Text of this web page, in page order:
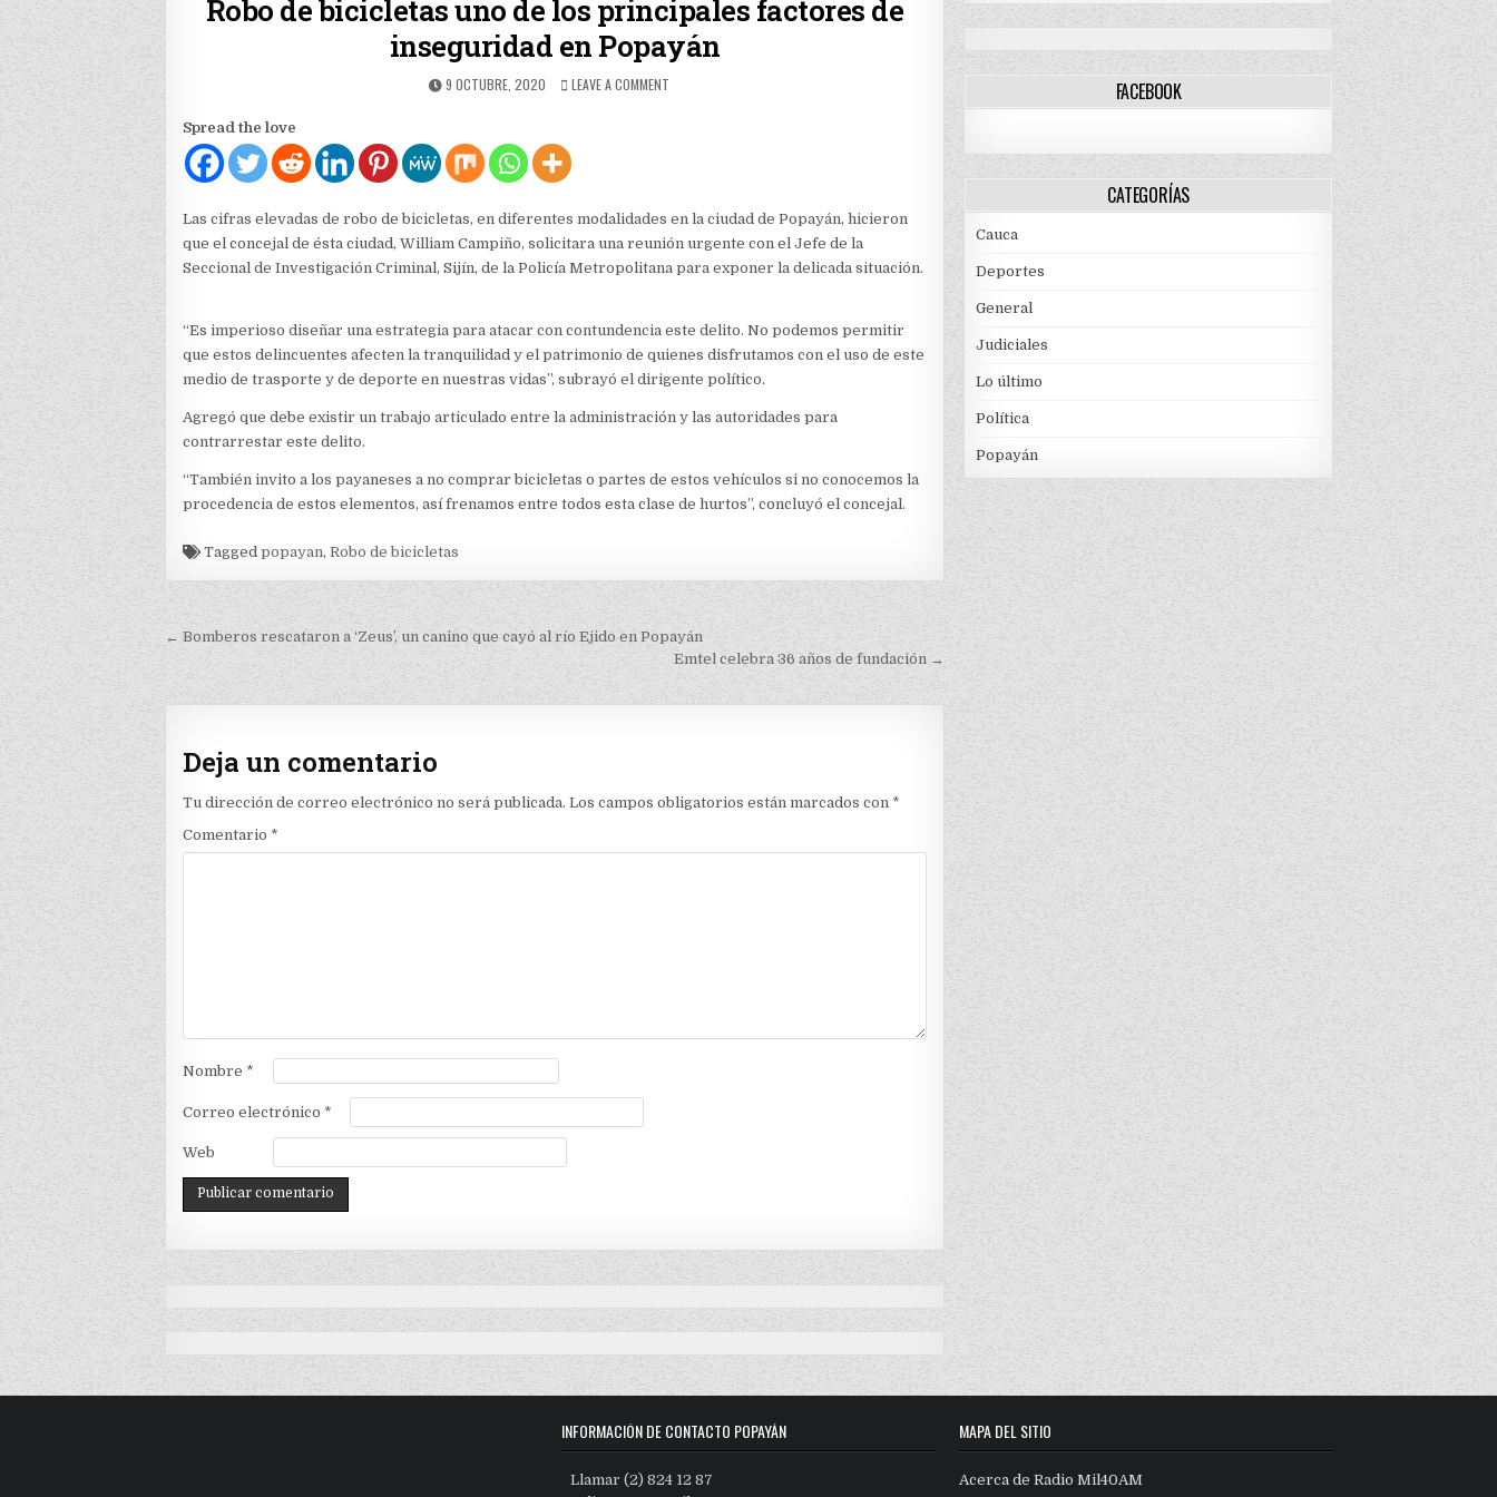
Robo de bicicletas uno de los principales factores de
inseguridad en Popayán
PUBLISHED
9 OCTUBRE, 2020 LEAVE A COMMENT
PRINCIPALES
FACTORES
DE
INSEGURIDAD
Spread the love
Las cifras elevadas de robo de bicicletas, en diferentes modalidades en la ciudad de Popayán, hicieron
que el concejal de ésta ciudad, William Campiño, solicitara una reunión urgente con el Jefe de la
Seccional de Investigación Criminal, Sijín, de la Policía Metropolitana para exponer la delicada situación.
“Es imperioso diseñar una estrategia para atacar con contundencia este delito. No podemos permitir
que estos delincuentes afecten la tranquilidad y el patrimonio de quienes disfrutamos con el uso de este
medio de trasporte y de deporte en nuestras vidas”, subrayó el dirigente político.
Agregó que debe existir un trabajo articulado entre la administración y las autoridades para
contrarrestar este delito.
“También invito a los payaneses a no comprar bicicletas o partes de estos vehículos si no conocemos la
procedencia de estos elementos, así frenamos entre todos esta clase de hurtos”, concluyó el concejal.
Taggedpopayan,Robo de bicicletas
Navegación
entradas
← Bomberos rescataron a ‘Zeus’, un canino que cayó al río Ejido en Popayán
Emtel celebra 36 años de fundación →
Deja un comentario
Tu dirección de correo electrónico no será publicada. Los campos obligatorios están marcados con *
Comentario *
Nombre *
Correo electrónico *
Web
FACEBOOK
CATEGORÍAS
Cauca
Deportes
General
Judiciales
Lo último
Política
Popayán
INFORMACIÓN DE CONTACTO POPAYÁN
Llamar (2) 824 12 87
MAPA DEL SITIO
Acerca de Radio Mil40AM